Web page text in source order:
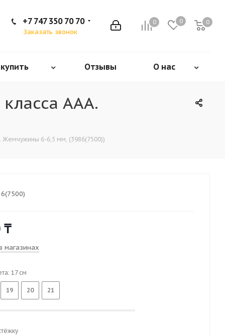
0 0 0
+7 747 350 70 70
Заказать звонок
Отзывы О нас
ААА.
Жемчужины 6-6,5 мм, (3986(7500))
₸
магазинах
17см
19 20 21